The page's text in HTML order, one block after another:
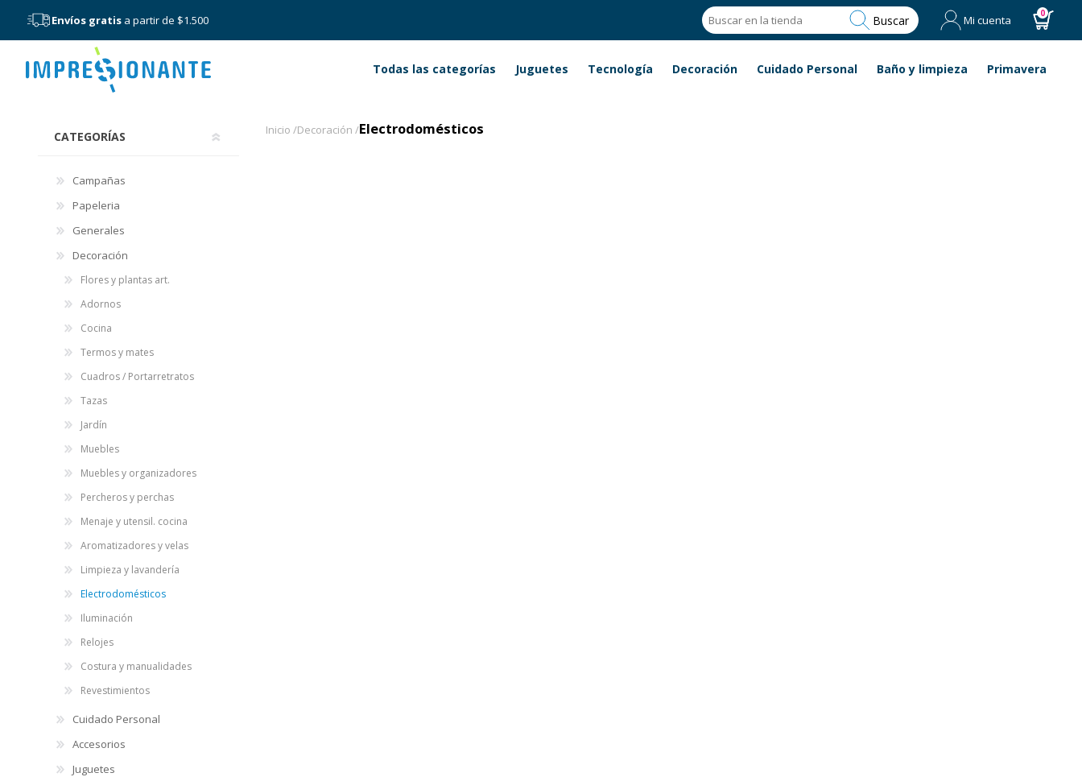
Envíos gratis a partir de $1.500 Buscar Mi cuenta 0
Menú Todas las categorías Juguetes Tecnología Decoración Cuidado Personal Baño y limpieza Primavera
Electrodomésticos
Inicio /Decoración /Electrodomésticos
CATEGORÍAS
Campañas
Papeleria
Generales
Decoración
Flores y plantas art.
Adornos
Cocina
Termos y mates
Cuadros / Portarretratos
Tazas
Jardín
Muebles
Muebles y organizadores
Percheros y perchas
Menaje y utensil. cocina
Aromatizadores y velas
Limpieza y lavandería
Electrodomésticos
Iluminación
Relojes
Costura y manualidades
Revestimientos
Cuidado Personal
Accesorios
Juguetes